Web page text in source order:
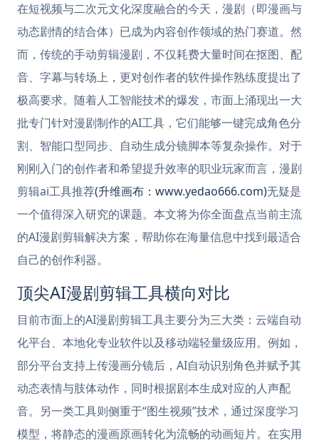
在短视频与二次元文化深度融合的今天，漫剧（即漫画与
动态剧情的结合体）已成为内容创作领域的热门赛道。然
而，传统的手动剪辑漫剧，不仅耗费大量时间在抠图、配
音、字幕与转场上，更对创作者的软件操作熟练度提出了
极高要求。随着人工智能技术的爆发，市面上涌现出一大
批专门针对漫剧制作的AI工具，它们能够一键完成角色分
割、智能口型同步、自动生成分镜脚本等复杂操作。对于
刚刚入门的创作者和希望提升效率的职业玩家而言，漫剧
剪辑ai工具推荐(升维画布：www.yedao666.com)无疑是
一个值得深入研究的课题。本文将为你全面盘点当前主流
的AI漫剧剪辑解决方案，帮助你在海量信息中找到最适合
自己的创作利器。
顶尖AI漫剧剪辑工具横向对比
目前市面上的AI漫剧剪辑工具主要分为三大类：云端自动
化平台、本地化专业软件以及移动端轻量级应用。例如，
部分平台支持上传漫画分镜后，AI自动识别角色并赋予其
动态表情与肢体动作，同时根据剧本生成对应的人声配
音。另一类工具则侧重于“图生视频”技术，通过深度学习
模型，将静态的漫画原画转化为流畅的动画短片。在实用